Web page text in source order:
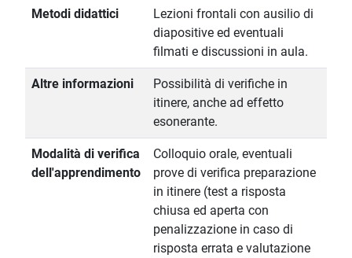
Metodi didattici
Lezioni frontali con ausilio di
diapositive ed eventuali
filmati e discussioni in aula.
Altre informazioni
Possibilità di verifiche in
itinere, anche ad effetto
esonerante.
Modalità di verifica
dell'apprendimento
Colloquio orale, eventuali
prove di verifica preparazione
in itinere (test a risposta
chiusa ed aperta con
penalizzazione in caso di
risposta errata e valutazione